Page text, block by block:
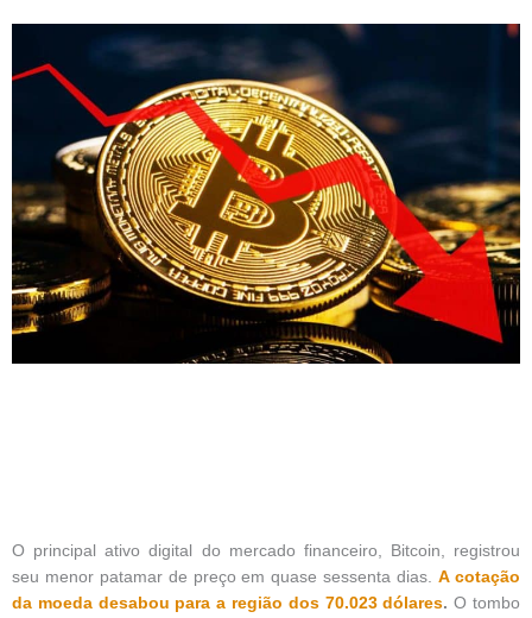
O principal ativo digital do mercado financeiro, Bitcoin, registrou
seu menor patamar de preço em quase sessenta dias.A cotação
da moeda desabou para a região dos 70.023 dólares. O tombo